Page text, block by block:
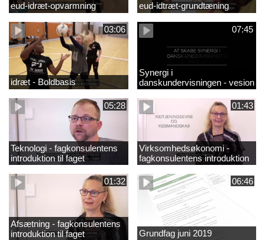
eud-idræt-opvarmning eud-idtræt-grundtæning
03:06
idræt - Boldbasis
07:45
Synergi i
danskundervisningen - vesion
2
05:28
Teknologi - fagkonsulentens
introduktion til faget
01:43
Virksomhedsøkonomi -
fagkonsulentens introduktion
til faget
01:32
Afsætning - fagkonsulentens
introduktion til faget
06:46
Grundfag juni 2019